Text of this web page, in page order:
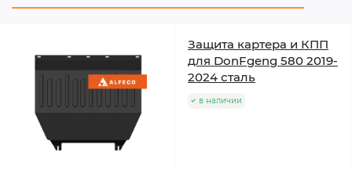
Защита картера и КПП
для DonFgeng 580 2019-
2024 сталь
в наличии